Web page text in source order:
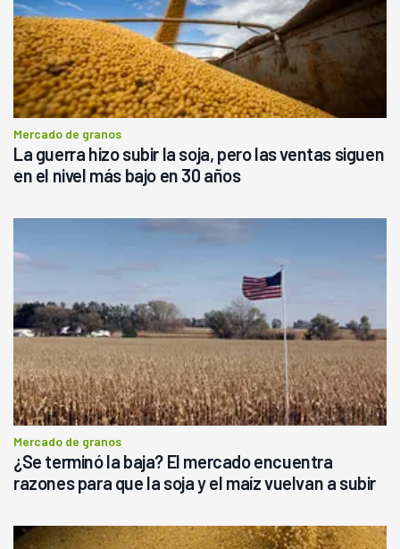
Mercado de granos
La guerra hizo subir la soja, pero las ventas siguen
en el nivel más bajo en 30 años
Mercado de granos
¿Se terminó la baja? El mercado encuentra
razones para que la soja y el maíz vuelvan a subir